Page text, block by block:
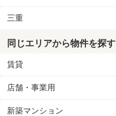
三重
同じエリアから物件を探す
賃貸
店舗・事業用
新築マンション